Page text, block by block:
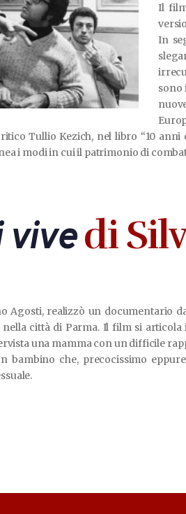
Il
In
sono
Tullio Kezich, nel libro “10
i modi in cui il patrimonio di
vivedi
Agosti, realizzò un documentario
città di Parma. Il film si
una mamma con un difficile
bambino che, precocissimo